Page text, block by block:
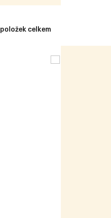
položek celkem